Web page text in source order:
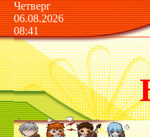
Четверг
06.08.2026
08:41